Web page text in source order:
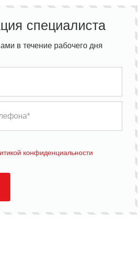
специалиста
в течение рабочего дня
конфиденциальности